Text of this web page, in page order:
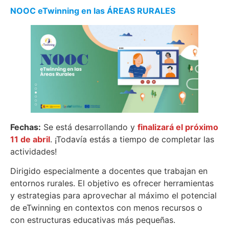
NOOC eTwinning en las ÁREAS RURALES
Fechas: Se está desarrollando y finalizará el próximo
11 de abril. ¡Todavía estás a tiempo de completar las
actividades!
Dirigido especialmente a docentes que trabajan en
entornos rurales. El objetivo es ofrecer herramientas
y estrategias para aprovechar al máximo el potencial
de eTwinning en contextos con menos recursos o
con estructuras educativas más pequeñas.